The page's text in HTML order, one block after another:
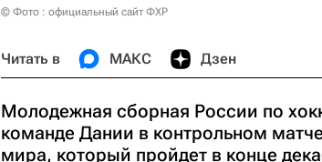
© Фото : официальный сайт ФХР
Читать в МАКС Дзен
Молодежная сборная России по
команде Дании в контрольном
мира, который пройдет в конце